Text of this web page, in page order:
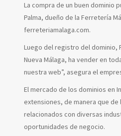
La compra de un buen dominio
Palma, dueño de la Ferretería
ferreteriamalaga.com.
Luego del registro del dominio,
Nueva Málaga, ha vender en
nuestra web”, asegura el
El mercado de los dominios en
extensiones, de manera que
relacionados con diversas
oportunidades de negocio.